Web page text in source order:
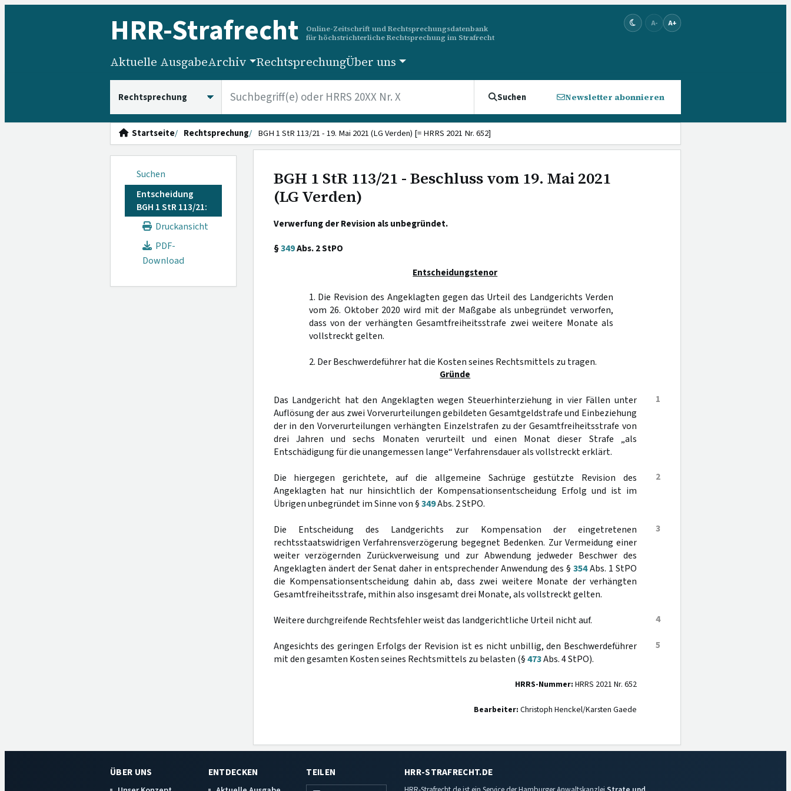
HRR-Strafrecht
Online-Zeitschrift und Rechtsprechungsdatenbank
für höchstrichterliche Rechtsprechung im Strafrecht
A- A+
Aktuelle AusgabeArchiv RechtsprechungÜber uns
Suchen Newsletter abonnieren
Startseite Rechtsprechung BGH 1 StR 113/21 - 19. Mai 2021 (LG Verden) [= HRRS 2021 Nr. 652]
Suchen
Entscheidung
BGH 1 StR 113/21:
Druckansicht
PDF-
Download
BGH 1 StR 113/21 - Beschluss vom 19. Mai 2021
(LG Verden)
Verwerfung der Revision als unbegründet.
§349Abs. 2 StPO
Entscheidungstenor
1. Die Revision des Angeklagten gegen das Urteil des Landgerichts Verden
vom 26. Oktober 2020 wird mit der Maßgabe als unbegründet verworfen,
dass von der verhängten Gesamtfreiheitsstrafe zwei weitere Monate als
vollstreckt gelten.
2. Der Beschwerdeführer hat die Kosten seines Rechtsmittels zu tragen.
Gründe
1
Das Landgericht hat den Angeklagten wegen Steuerhinterziehung in vier Fällen unter
Auflösung der aus zwei Vorverurteilungen gebildeten Gesamtgeldstrafe und Einbeziehung
der in den Vorverurteilungen verhängten Einzelstrafen zu der Gesamtfreiheitsstrafe von
drei Jahren und sechs Monaten verurteilt und einen Monat dieser Strafe „als
Entschädigung für die unangemessen lange“ Verfahrensdauer als vollstreckt erklärt.
2
Die hiergegen gerichtete, auf die allgemeine Sachrüge gestützte Revision des
Angeklagten hat nur hinsichtlich der Kompensationsentscheidung Erfolg und ist im
Übrigen unbegründet im Sinne von §349Abs. 2 StPO.
3
Die Entscheidung des Landgerichts zur Kompensation der eingetretenen
rechtsstaatswidrigen Verfahrensverzögerung begegnet Bedenken. Zur Vermeidung einer
weiter verzögernden Zurückverweisung und zur Abwendung jedweder Beschwer des
Angeklagten ändert der Senat daher in entsprechender Anwendung des § 354Abs. 1 StPO
die Kompensationsentscheidung dahin ab, dass zwei weitere Monate der verhängten
Gesamtfreiheitsstrafe, mithin also insgesamt drei Monate, als vollstreckt gelten.
4
Weitere durchgreifende Rechtsfehler weist das landgerichtliche Urteil nicht auf.
5
Angesichts des geringen Erfolgs der Revision ist es nicht unbillig, den Beschwerdeführer
mit den gesamten Kosten seines Rechtsmittels zu belasten (§473Abs. 4 StPO).
HRRS-Nummer: HRRS 2021 Nr. 652
Bearbeiter: Christoph Henckel/Karsten Gaede
ÜBER UNS ENTDECKEN TEILEN HRR-STRAFRECHT.DE